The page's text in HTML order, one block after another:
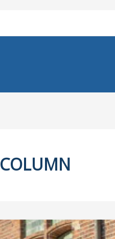
COLUMN